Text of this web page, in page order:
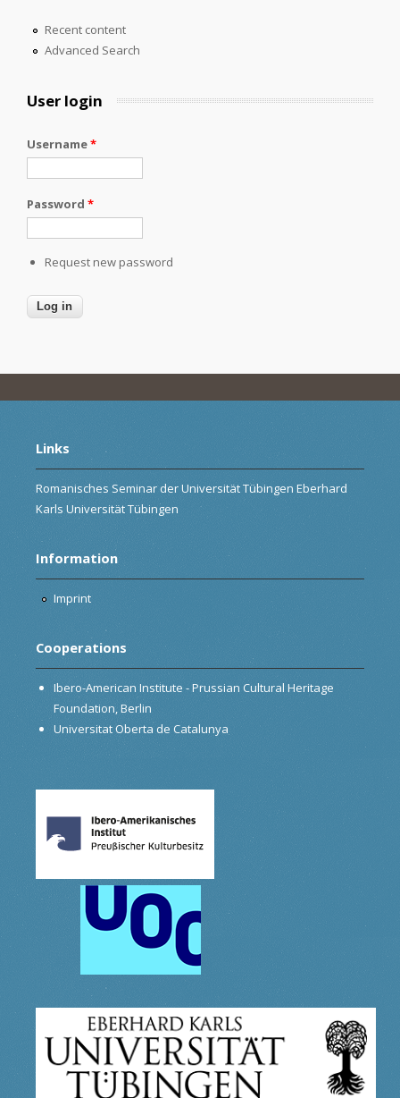
Recent content
Advanced Search
User login
Username*
Password *
Request new password
Links
Romanisches Seminar der Universität Tübingen Eberhard
Karls Universität Tübingen
Information
Imprint
Cooperations
Ibero-American Institute - Prussian Cultural Heritage
Foundation, Berlin
Universitat Oberta de Catalunya